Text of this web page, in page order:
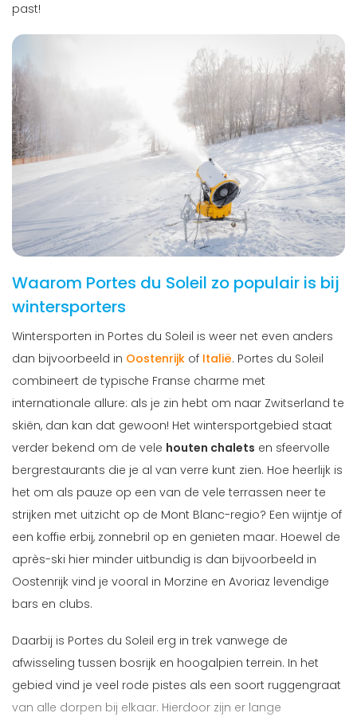
past!
Waarom Portes du Soleil zo populair is bij
wintersporters
Wintersporten in Portes du Soleil is weer net even anders
dan bijvoorbeeld in Oostenrijk of Italië. Portes du Soleil
combineert de typische Franse charme met
internationale allure: als je zin hebt om naar Zwitserland te
skiën, dan kan dat gewoon! Het wintersportgebied staat
verder bekend om de vele houten chalets en sfeervolle
bergrestaurants die je al van verre kunt zien. Hoe heerlijk is
het om als pauze op een van de vele terrassen neer te
strijken met uitzicht op de Mont Blanc-regio? Een wijntje of
een koffie erbij, zonnebril op en genieten maar. Hoewel de
après-ski hier minder uitbundig is dan bijvoorbeeld in
Oostenrijk vind je vooral in Morzine en Avoriaz levendige
bars en clubs.
Daarbij is Portes du Soleil erg in trek vanwege de
afwisseling tussen bosrijk en hoogalpien terrein. In het
gebied vind je veel rode pistes als een soort ruggengraat
van alle dorpen bij elkaar. Hierdoor zijn er lange